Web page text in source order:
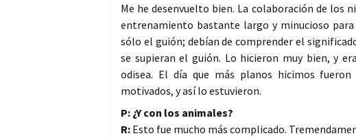
Me he desenvuelto bien. La colaboración de los
entrenamiento bastante largo y minucioso
sólo el guión; debían de comprender el
se supieran el guión. Lo hicieron muy bien, y
odisea. El día que más planos hicimos
motivados, y así lo estuvieron.
P: ¿Y con los animales?
R: Esto fue mucho más complicado.